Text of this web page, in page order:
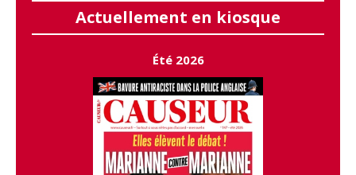
Actuellement en kiosque
Été 2026